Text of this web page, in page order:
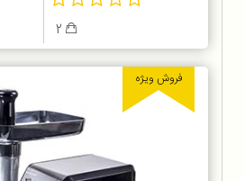
فروش ویژه